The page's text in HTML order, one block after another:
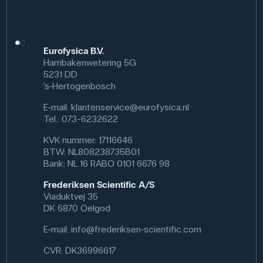
Eurofysica B.V.
Hambakenwetering 5G
5231 DD
's-Hertogenbosch
E-mail:klantenservice@eurofysica.nl
Tel.: 073-6232622
KVK nummer: 17116646
BTW: NL808238735B01
Bank: NL 16 RABO 0101 6676 98
Frederiksen Scientific A/S
Viaduktvej 35
DK 6870 Oelgod
E-mail:info@frederiksen-scientific.com
CVR: DK36996617